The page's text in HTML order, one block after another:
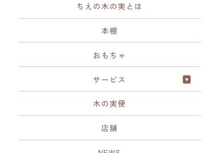
ちえの木の実とは
本棚
おもちゃ
サービス
木の実便
店舗